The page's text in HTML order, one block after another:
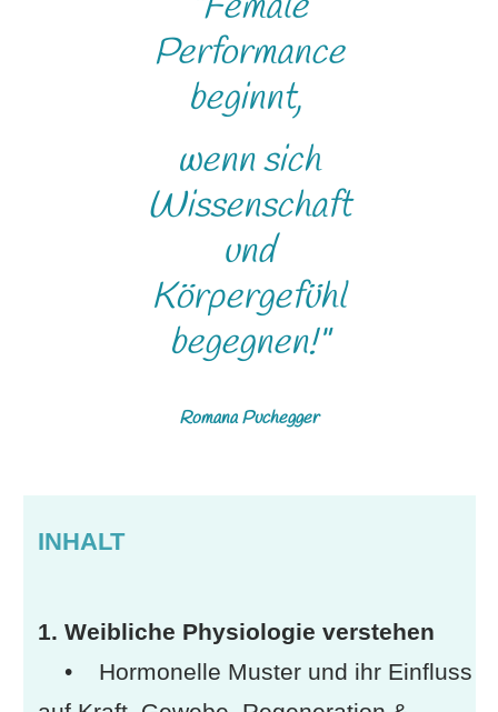
Performance
beginnt,
wenn sich
Wissenschaft
und
Körpergefühl
begegnen!"
Romana Puchegger
INHALT
1. Weibliche Physiologie verstehen
• Hormonelle Muster und ihr Einfluss